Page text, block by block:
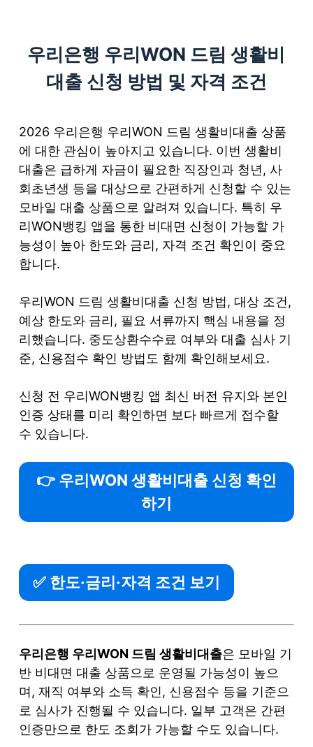
c
o
n
n
우리은행 우리WON 드림 생활비
대출 신청 방법 및 자격 조건
2026 우리은행 우리WON 드림 생활비대출 상품
에 대한 관심이 높아지고 있습니다. 이번 생활비
대출은 급하게 자금이 필요한 직장인과 청년, 사
회초년생 등을 대상으로 간편하게 신청할 수 있는
모바일 대출 상품으로 알려져 있습니다. 특히 우
리WON뱅킹 앱을 통한 비대면 신청이 가능할 가
능성이 높아 한도와 금리, 자격 조건 확인이 중요
합니다.
우리WON 드림 생활비대출 신청 방법, 대상 조건,
예상 한도와 금리, 필요 서류까지 핵심 내용을 정
리했습니다. 중도상환수수료 여부와 대출 심사 기
준, 신용점수 확인 방법도 함께 확인해보세요.
신청 전 우리WON뱅킹 앱 최신 버전 유지와 본인
인증 상태를 미리 확인하면 보다 빠르게 접수할
수 있습니다.
👉 우리WON 생활비대출 신청 확인
하기
✅ 한도·금리·자격 조건 보기
우리은행 우리WON 드림 생활비대출은 모바일 기
반 비대면 대출 상품으로 운영될 가능성이 높으
며, 재직 여부와 소득 확인, 신용점수 등을 기준으
로 심사가 진행될 수 있습니다. 일부 고객은 간편
인증만으로 한도 조회가 가능할 수도 있습니다.